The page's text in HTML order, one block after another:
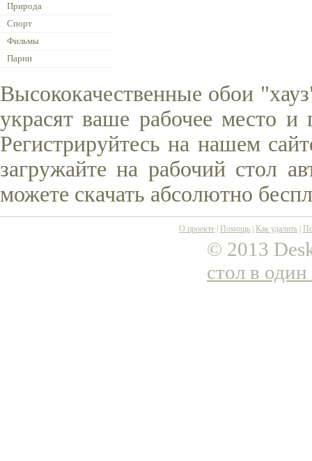
Природа
Спорт
Фильмы
Парни
Высококачественные обои
украсят ваше рабочее место и
Регистрируйтесь на нашем
загружайте на рабочий стол
можете скачать абсолютно
О проекте Помощь Как удалить
© 2013
стол в